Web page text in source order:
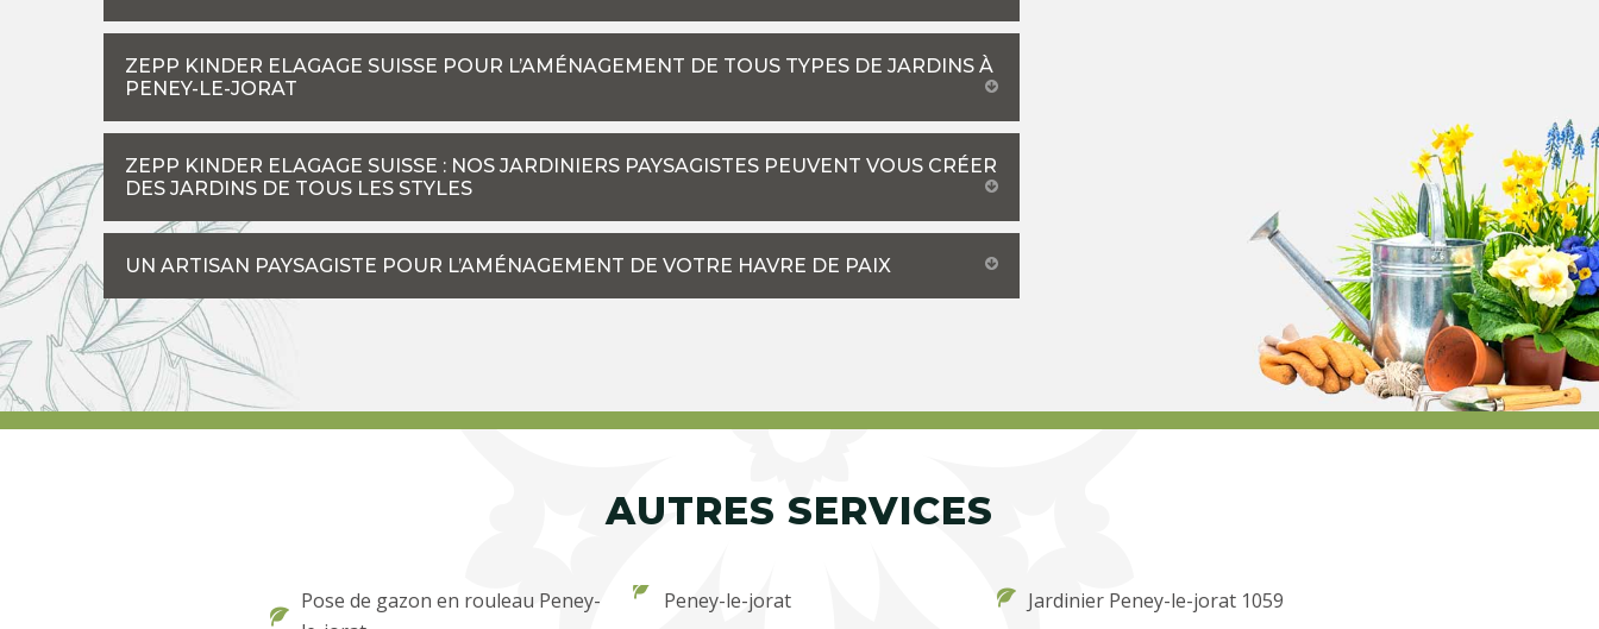
ZEPP KINDER ELAGAGE SUISSE POUR L’AMÉNAGEMENT DE TOUS TYPES DE JARDINS À
PENEY-LE-JORAT
ZEPP KINDER ELAGAGE SUISSE : NOS JARDINIERS PAYSAGISTES PEUVENT VOUS CRÉER
DES JARDINS DE TOUS LES STYLES
UN ARTISAN PAYSAGISTE POUR L’AMÉNAGEMENT DE VOTRE HAVRE DE PAIX
AUTRES SERVICES
Pose de gazon en rouleau Peney-
Peney-le-jorat Jardinier Peney-le-jorat 1059